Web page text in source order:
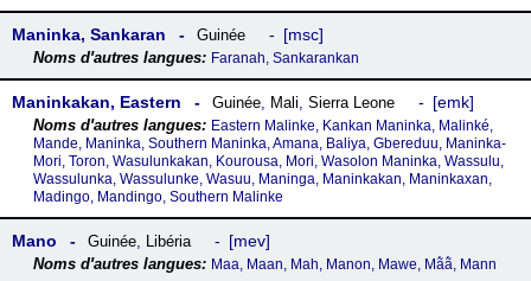
Maninka, Sankaran Guinée msc
Faranah, Sankarankan
Maninkakan, Eastern Guinée, Mali, Sierra Leone emk
Eastern Malinke, Kankan Maninka, Malinké,
Mande, Maninka, Southern Maninka, Amana, Baliya, Gbereduu, Maninka-
Mori, Toron, Wasulunkakan, Kourousa, Mori, Wasolon Maninka, Wassulu,
Wassulunka, Wassulunke, Wasuu, Maninga, Maninkakan, Maninkaxan,
Madingo, Mandingo, Southern Malinke
Mano Guinée, Libéria mev
Maa, Maan, Mah, Manon, Mawe, Mã́ã́, Mann